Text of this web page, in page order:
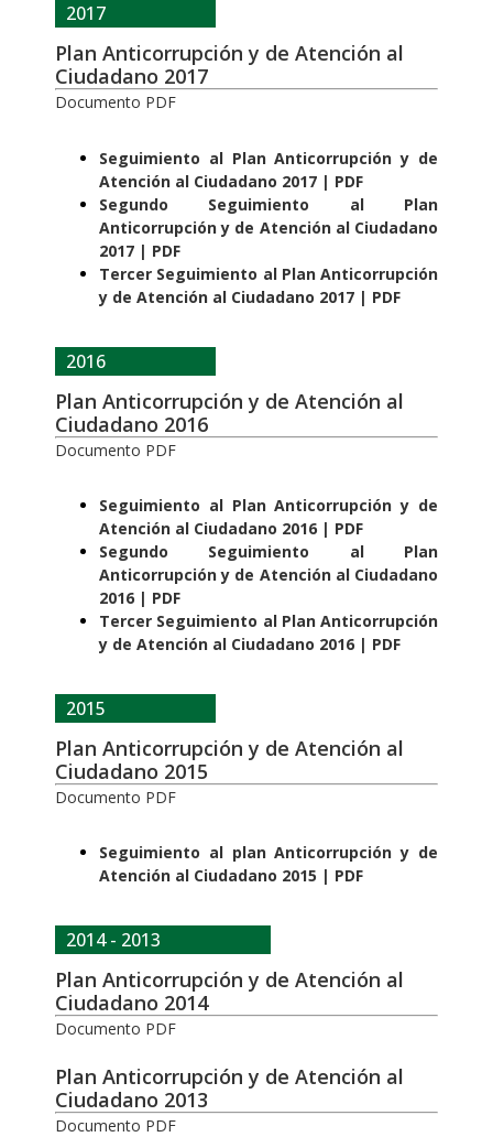
2017
Plan Anticorrupción y de Atención al
Ciudadano 2017
Documento PDF
Seguimiento al Plan Anticorrupción y de
Atención al Ciudadano 2017 | PDF
Segundo Seguimiento al Plan
Anticorrupción y de Atención al Ciudadano
2017 | PDF
Tercer Seguimiento al Plan Anticorrupción
y de Atención al Ciudadano 2017 | PDF
2016
Plan Anticorrupción y de Atención al
Ciudadano 2016
Documento PDF
Seguimiento al Plan Anticorrupción y de
Atención al Ciudadano 2016 | PDF
Segundo Seguimiento al Plan
Anticorrupción y de Atención al Ciudadano
2016 | PDF
Tercer Seguimiento al Plan Anticorrupción
y de Atención al Ciudadano 2016 | PDF
2015
Plan Anticorrupción y de Atención al
Ciudadano 2015
Documento PDF
Seguimiento al plan Anticorrupción y de
Atención al Ciudadano 2015 | PDF
2014 - 2013
Plan Anticorrupción y de Atención al
Ciudadano 2014
Documento PDF
Plan Anticorrupción y de Atención al
Ciudadano 2013
Documento PDF